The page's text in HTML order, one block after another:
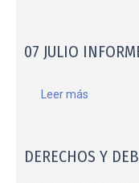
07 JULIO
Leer más
DERECHOS Y